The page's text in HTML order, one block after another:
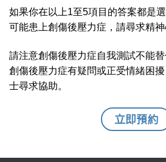
如果你在以上1至5項目的答案都是
可能患上創傷後壓力症，請尋求精神
請注意創傷後壓力症自我測試不能
創傷後壓力症有疑問或正受情緒困
士尋求協助。
立即預約